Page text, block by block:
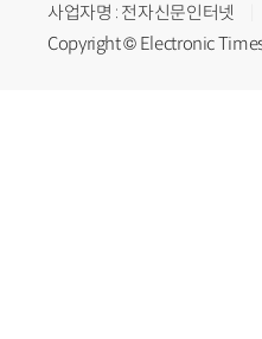
사업자명 : 전자신문인터넷
Copyright © Electronic